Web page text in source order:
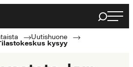
Haku
Uutishuone
kysyy